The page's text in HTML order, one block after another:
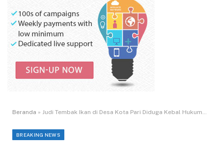
Beranda » Judi Tembak Ikan di Desa Kota Pari Diduga Kebal Hukum, Warga Pertanyakan Ketegasan Aparat
BREAKING NEWS